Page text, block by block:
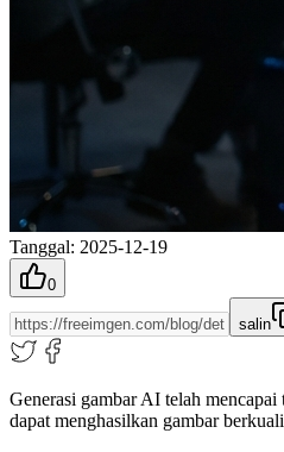
Tanggal: 2025-12-19
0
salin
Generasi gambar AI telah
dapat menghasilkan gambar